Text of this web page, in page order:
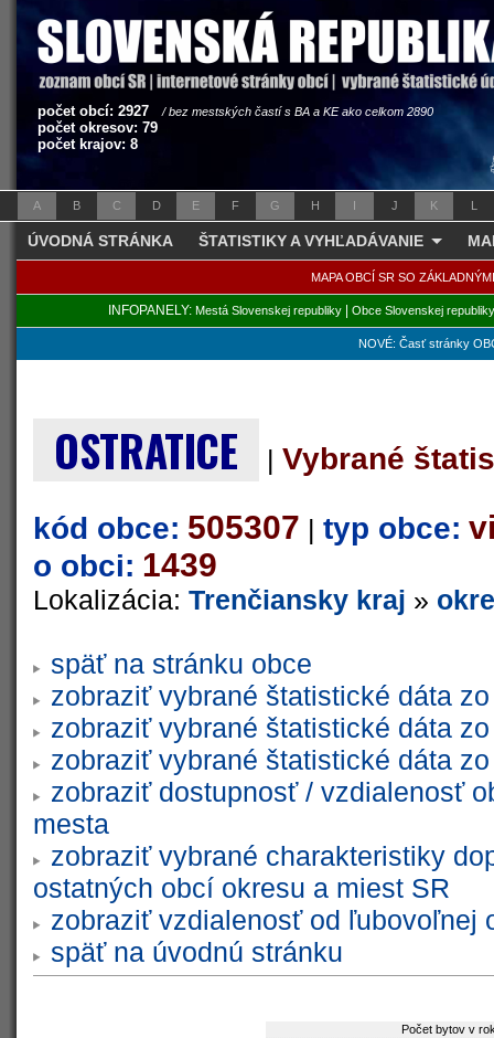
počet obcí: 2927 / bez mestských častí s BA a KE ako celkom 2890
počet okresov: 79
počet krajov: 8
A B C D E F G H I J K L
ÚVODNÁ STRÁNKA ŠTATISTIKY A VYHĽADÁVANIE
MAPA OBCÍ SR SO
INFOPANELY: Mestá Slovenskej republiky| Obce Slovenskej republiky
NOVÉ: Časť stránky
OSTRATICE | Vybrané
kód obce: 505307 | typ obce:
o obci: 1439
Lokalizácia: Trenčiansky kraj »
späť na stránku obce
zobraziť vybrané štatistické dáta
zobraziť vybrané štatistické dáta
zobraziť vybrané štatistické dáta
zobraziť dostupnosť / vzdialenosť
mesta
zobraziť vybrané charakteristiky
ostatných obcí okresu a miest SR
zobraziť vzdialenosť od ľubovoľnej
späť na úvodnú stránku
Počet bytov v